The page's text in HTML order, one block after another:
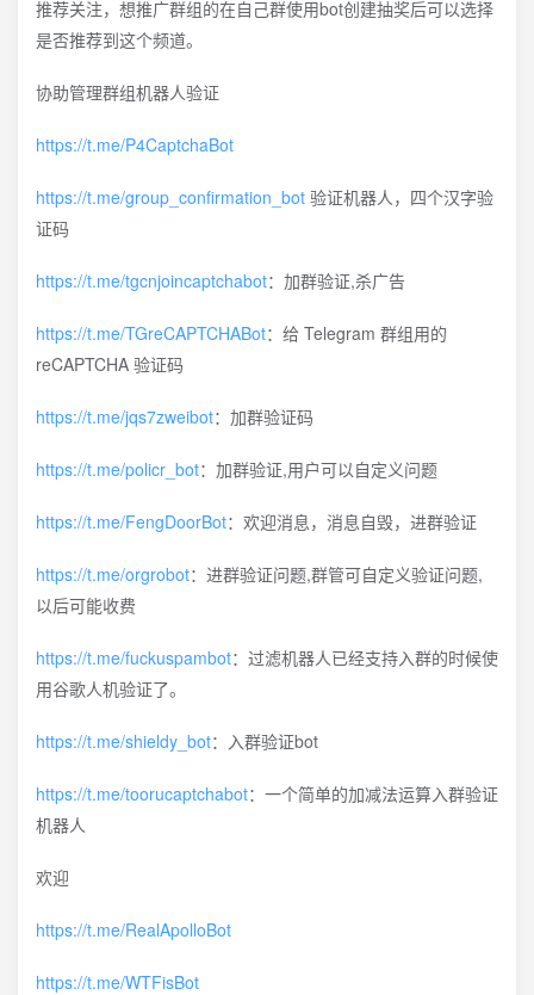
推荐关注，想推广群组的在自己群使用bot创建抽奖后可以选择
是否推荐到这个频道。
协助管理群组机器人验证
https://t.me/P4CaptchaBot
https://t.me/group_confirmation_bot 验证机器人，四个汉字验
证码
https://t.me/tgcnjoincaptchabot：加群验证,杀广告
https://t.me/TGreCAPTCHABot：给 Telegram 群组用的
reCAPTCHA 验证码
https://t.me/jqs7zweibot：加群验证码
https://t.me/policr_bot：加群验证,用户可以自定义问题
https://t.me/FengDoorBot：欢迎消息，消息自毁，进群验证
https://t.me/orgrobot：进群验证问题,群管可自定义验证问题,
以后可能收费
https://t.me/fuckuspambot：过滤机器人已经支持入群的时候使
用谷歌人机验证了。
https://t.me/shieldy_bot：入群验证bot
https://t.me/toorucaptchabot：一个简单的加减法运算入群验证
机器人
欢迎
https://t.me/RealApolloBot
https://t.me/WTFisBot